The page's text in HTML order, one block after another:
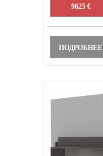
9625 €
ПОДРОБНЕЕ